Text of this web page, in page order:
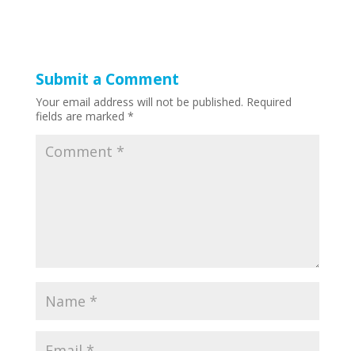
Submit a Comment
Your email address will not be published. Required
fields are marked *